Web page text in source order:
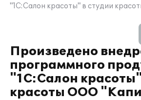
"1С:Салон красоты" в студии
Произведено
программного
"1С:Салон
красоты ООО